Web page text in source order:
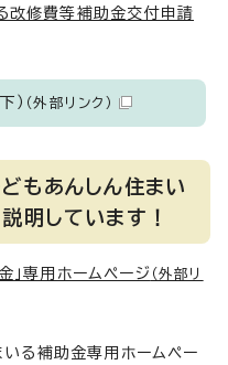
改修費等補助金交付申請
） （外部リンク）
もあんしん住まい
明しています！
」専用ホームページ （外部リ
る補助金専用ホームペー